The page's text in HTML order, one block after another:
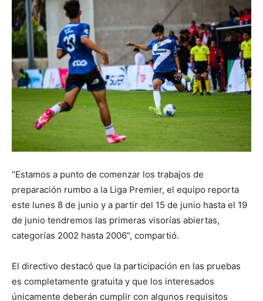
“Estamos a punto de comenzar los trabajos de
preparación rumbo a la Liga Premier, el equipo reporta
este lunes 8 de junio y a partir del 15 de junio hasta el 19
de junio tendremos las primeras visorías abiertas,
categorías 2002 hasta 2006”, compartió.
El directivo destacó que la participación en las pruebas
es completamente gratuita y que los interesados
únicamente deberán cumplir con algunos requisitos